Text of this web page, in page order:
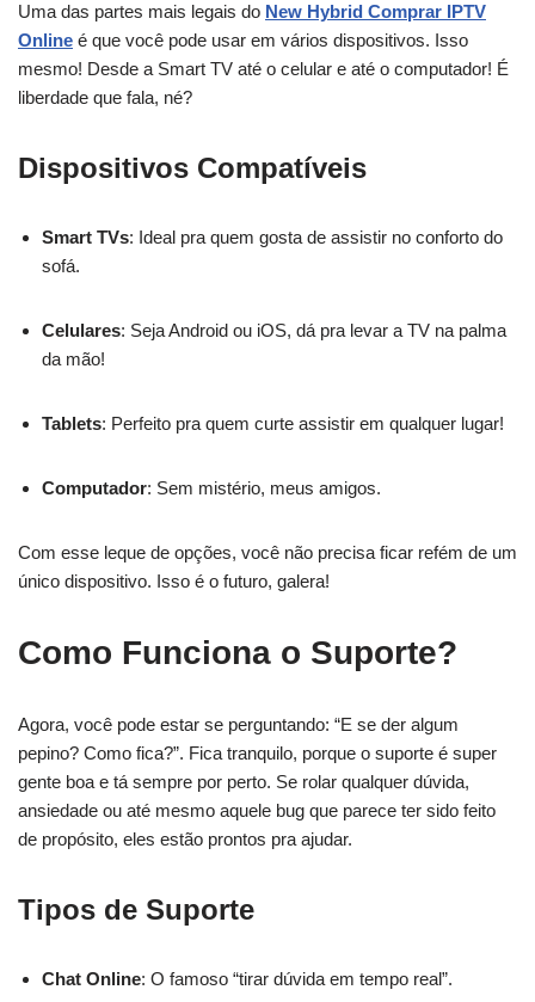
Uma das partes mais legais do New Hybrid Comprar IPTV
Online é que você pode usar em vários dispositivos. Isso
mesmo! Desde a Smart TV até o celular e até o computador! É
liberdade que fala, né?
Dispositivos Compatíveis
Smart TVs: Ideal pra quem gosta de assistir no conforto do
sofá.
Celulares: Seja Android ou iOS, dá pra levar a TV na palma
da mão!
Tablets: Perfeito pra quem curte assistir em qualquer lugar!
Computador: Sem mistério, meus amigos.
Com esse leque de opções, você não precisa ficar refém de um
único dispositivo. Isso é o futuro, galera!
Como Funciona o Suporte?
Agora, você pode estar se perguntando: “E se der algum
pepino? Como fica?”. Fica tranquilo, porque o suporte é super
gente boa e tá sempre por perto. Se rolar qualquer dúvida,
ansiedade ou até mesmo aquele bug que parece ter sido feito
de propósito, eles estão prontos pra ajudar.
Tipos de Suporte
Chat Online: O famoso “tirar dúvida em tempo real”.